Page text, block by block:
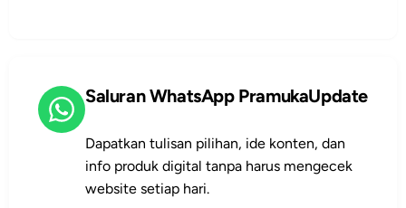
untuk Pramuka
Indonesia saat
ini.
Dewan Racana,
Gudep, Kwartir,
pelatih, dan
laporan
konten, hingga
proposal
kegiatan.
saja yang ingin
AI untuk
mempercepat
pekerjaan
administrasi dan
praktis, dan
relevan dengan
kini.
pandega, dan
sejarah serta
kepramukaan.
Saluran WhatsApp PramukaUpdate
Dapatkan tulisan pilihan, ide konten, dan
info produk digital tanpa harus mengecek
website setiap hari.